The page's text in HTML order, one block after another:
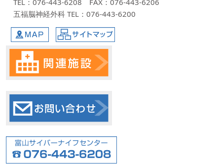
五福脳神経外科 TEL：076-443-6200
MAP